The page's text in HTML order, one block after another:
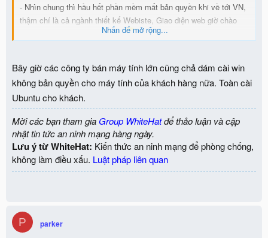
- Nhìn chung thì hầu hết phần mềm mất bản quyền khi về tới VN,
thậm chí là cả ngành thiết kế Webiste, Giao diện web giờ chào
bán cái là bị móc xuống ngayNhấn để mở rộng...
Bây giờ các công ty bán máy tính lớn cũng chả dám cài win
không bản quyền cho máy tính của khách hàng nữa. Toàn cài
Ubuntu cho khách.
Mời các bạn tham gia Group WhiteHatđể thảo luận và cập
nhật tin tức an ninh mạng hàng ngày.
Lưu ý từ WhiteHat: Kiến thức an ninh mạng để phòng chống,
không làm điều xấu. Luật pháp liên quan
P parker